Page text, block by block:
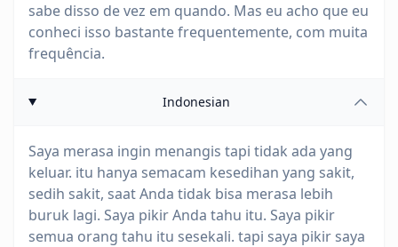
sabe disso de vez em quando. Mas eu acho que eu
conheci isso bastante frequentemente, com muita
frequência.
Indonesian
Saya merasa ingin menangis tapi tidak ada yang
keluar. itu hanya semacam kesedihan yang sakit,
sedih sakit, saat Anda tidak bisa merasa lebih
buruk lagi. Saya pikir Anda tahu itu. Saya pikir
semua orang tahu itu sesekali. tapi saya pikir saya